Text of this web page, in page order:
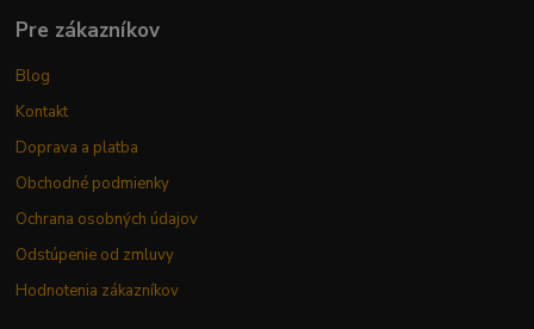
Pre zákazníkov
Blog
Kontakt
Doprava a platba
Obchodné podmienky
Ochrana osobných údajov
Odstúpenie od zmluvy
Hodnotenia zákazníkov